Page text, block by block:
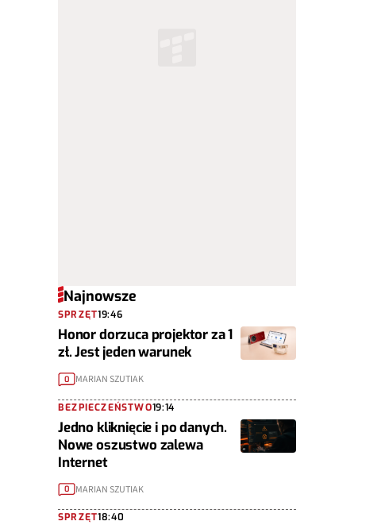
Najnowsze
SPRZĘT19:46
Honor dorzuca projektor za 1
zł. Jest jeden warunek
0 MARIAN SZUTIAK
BEZPIECZEŃSTWO19:14
Jedno kliknięcie i po danych.
Nowe oszustwo zalewa
Internet
0 MARIAN SZUTIAK
SPRZĘT18:40